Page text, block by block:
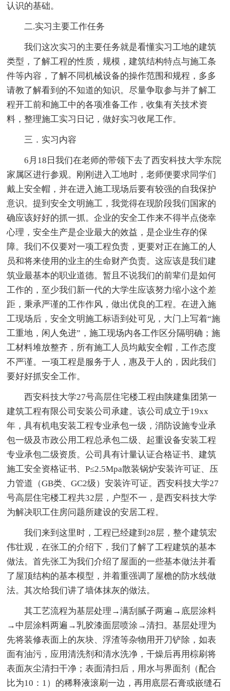
认识的基础。
二.实习主要工作任务
我们这次实习的主要任务就是看懂实习工地的建筑
类型，了解工程的性质，规模，建筑结构特点与施工条
件等内容，了解不同机械设备的操作范围和规程，多多
请教了解看到的不知道的知识。尽量争取参与并了解工
程开工前和施工中的各项准备工作，收集有关技术资
料，整理施工实习日记，做好实习收尾工作。
三．实习内容
6月18日我们在老师的带领下去了西安科技大学东院
家属区进行参观。刚刚进入工地时，老师便要求同学们
戴上安全帽，并在进入施工现场后要有较强的自我保护
意识。提到安全文明施工，我觉得在现阶段我们国家的
确应该好好的抓一抓。企业的安全工作来不得半点侥幸
心理，安全生产是企业最大的效益，是企业生存的保
障。我们不仅要对一项工程负责，更要对正在施工的人
员和将来使用的业主的生命财产负责。这应该是我们建
筑业最基本的职业道德。暂且不说我们的前辈们是如何
工作的，至少我们新一代的大学生应该努力缩小这个差
距，秉承严谨的工作作风，做出优良的工程。在进入施
工现场后，安全文明施工标语到处可见，大门上写着“施
工重地，闲人免进”，施工现场内各工作区分隔明确；施
工材料堆放整齐，所有施工人员均戴安全帽，工作态度
不严谨。一项工程是服务于人，惠及于人的，因此我们
要好好抓安全工作。
西安科技大学27号高层住宅楼工程由陕建集团第一
建筑工程有限公司安装公司承建。该公司成立于19xx
年，具有机电安装工程专业承包一级，消防设施专业承
包一级及市政公用工程总承包二级、起重设备安装工程
专业承包二级资质。公司具有计量认证合格证书、建筑
施工安全资格证书、P≤2.5Mpa散装锅炉安装许可证、压
力管道（GB类、GC2级）安装许可证。西安科技大学27
号高层住宅楼工程共32层，户型不一，是西安科技大学
为解决职工住房问题所建设的安居工程。
我们来到这里时，工程已经建到28层，整个建筑宏
伟壮观，在张工的介绍下，我们了解了工程建筑的基本
做法。首先张工为我们介绍了屋面的一些基本做法并看
了屋顶结构的基本模型，并着重强调了屋檐的防水线做
法。其次给我们讲了墙体抹灰的做法。
其工艺流程为基层处理→满刮腻子两遍→底层涂料
→中层涂料两遍→乳胶漆面层喷涂→清扫。基层处理为
先将装修表面上的灰块、浮渣等杂物用开刀铲除，如表
面有油污，应用清洗剂和清水洗净，干燥后再用棕刷将
表面灰尘清扫干净；表面清扫后，用水与界面剂（配合
比为10：1）的稀释液滚刷一边，再用底层石膏或嵌缝石